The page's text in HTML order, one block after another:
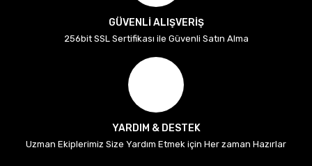
GÜVENLİ ALIŞVERİŞ
256bit SSL Sertifikası ile Güvenli Satın Alma
YARDIM & DESTEK
Uzman Ekiplerimiz Size Yardım Etmek için Her zaman Hazırlar